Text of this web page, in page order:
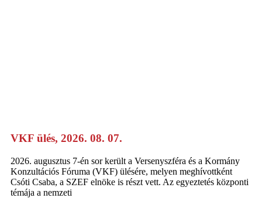
VKF ülés, 2026. 08. 07.
2026. augusztus 7-én sor került a Versenyszféra és a Kormány
Konzultációs Fóruma (VKF) ülésére, melyen meghívottként
Csóti Csaba, a SZEF elnöke is részt vett. Az egyeztetés központi
témája a nemzeti